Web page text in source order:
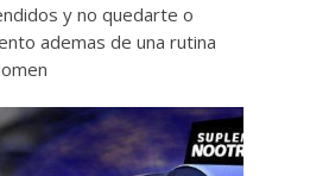
y no quedarte o
ademas de una rutina